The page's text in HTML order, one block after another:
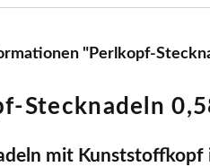
"Perlkopf-
Stecknadeln
mit